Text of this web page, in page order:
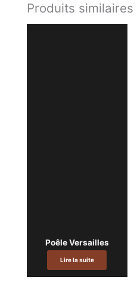
Produits similaires
Poêle Versailles
Lire la suite